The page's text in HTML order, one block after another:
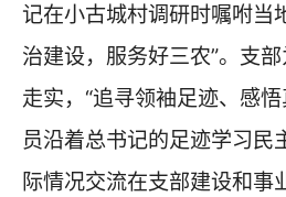
记在小古城村调研时嘱咐当
治建设，服务好三农”。支
走实，“追寻领袖足迹、感
员沿着总书记的足迹学习民
际情况交流在支部建设和事